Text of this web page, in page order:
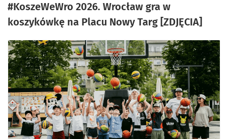
#KoszeWeWro 2026. Wrocław gra w
koszykówkę na Placu Nowy Targ [ZDJĘCIA]